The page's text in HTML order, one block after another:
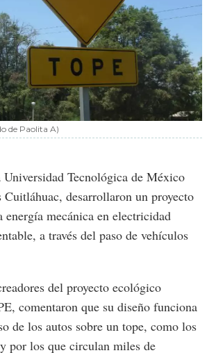
de Paolita A)
Universidad Tecnológica de México
Cuitláhuac, desarrollaron un proyecto
energía mecánica en electricidad
a través del paso de vehículos
del proyecto ecológico
comentaron que su diseño funciona
de los autos sobre un tope, como los
por los que circulan miles de